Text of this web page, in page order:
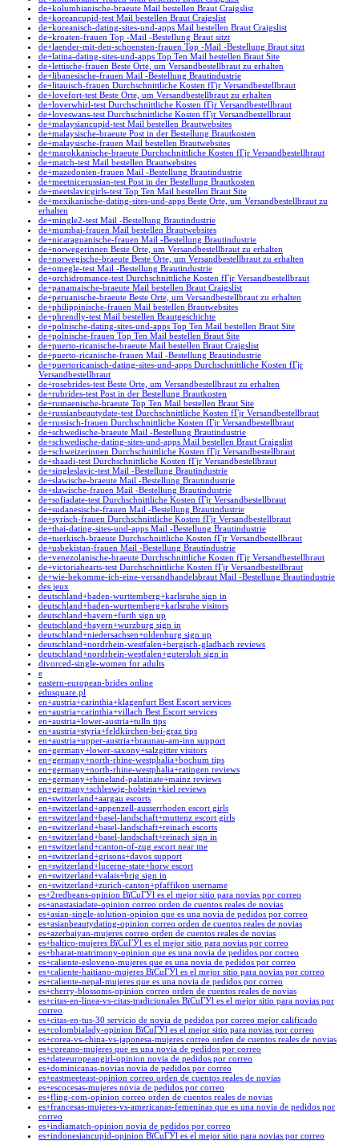
de+kolumbianische-braeute Mail bestellen Braut Craigslist
de+koreancupid-test Mail bestellen Braut Craigslist
de+koreanisch-dating-sites-und-apps Mail bestellen Braut Craigslist
de+kroaten-frauen Top -Mail -Bestellung Braut sitzt
de+laender-mit-den-schoensten-frauen Top -Mail -Bestellung Braut sitzt
de+latina-dating-sites-und-apps Top Ten Mail bestellen Braut Site
de+lettische-frauen Beste Orte, um Versandbestellbraut zu erhalten
de+libanesische-frauen Mail -Bestellung Brautindustrie
de+litauisch-frauen Durchschnittliche Kosten fГјr Versandbestellbraut
de+lovefort-test Beste Orte, um Versandbestellbraut zu erhalten
de+loverwhirl-test Durchschnittliche Kosten fГјr Versandbestellbraut
de+loveswans-test Durchschnittliche Kosten fГјr Versandbestellbraut
de+malaysiancupid-test Mail bestellen Brautwebsites
de+malaysische-braeute Post in der Bestellung Brautkosten
de+malaysische-frauen Mail bestellen Brautwebsites
de+marokkanische-braeute Durchschnittliche Kosten fГјr Versandbestellbraut
de+match-test Mail bestellen Brautwebsites
de+mazedonien-frauen Mail -Bestellung Brautindustrie
de+meetnicerussian-test Post in der Bestellung Brautkosten
de+meetslavicgirls-test Top Ten Mail bestellen Braut Site
de+mexikanische-dating-sites-und-apps Beste Orte, um Versandbestellbraut zu
erhalten
de+mingle2-test Mail -Bestellung Brautindustrie
de+mumbai-frauen Mail bestellen Brautwebsites
de+nicaraguanische-frauen Mail -Bestellung Brautindustrie
de+norwegerinnen Beste Orte, um Versandbestellbraut zu erhalten
de+norwegische-braeute Beste Orte, um Versandbestellbraut zu erhalten
de+omegle-test Mail -Bestellung Brautindustrie
de+orchidromance-test Durchschnittliche Kosten fГјr Versandbestellbraut
de+panamaische-braeute Mail bestellen Braut Craigslist
de+peruanische-braeute Beste Orte, um Versandbestellbraut zu erhalten
de+philippinische-frauen Mail bestellen Brautwebsites
de+phrendly-test Mail bestellen Brautgeschichte
de+polnische-dating-sites-und-apps Top Ten Mail bestellen Braut Site
de+polnische-frauen Top Ten Mail bestellen Braut Site
de+puerto-ricanische-braeute Mail bestellen Braut Craigslist
de+puerto-ricanische-frauen Mail -Bestellung Brautindustrie
de+puertoricanisch-dating-sites-und-apps Durchschnittliche Kosten fГјr
Versandbestellbraut
de+rosebrides-test Beste Orte, um Versandbestellbraut zu erhalten
de+rubrides-test Post in der Bestellung Brautkosten
de+rumaenische-braeute Top Ten Mail bestellen Braut Site
de+russianbeautydate-test Durchschnittliche Kosten fГјr Versandbestellbraut
de+russisch-frauen Durchschnittliche Kosten fГјr Versandbestellbraut
de+schwedische-braeute Mail -Bestellung Brautindustrie
de+schwedische-dating-sites-und-apps Mail bestellen Braut Craigslist
de+schweizerinnen Durchschnittliche Kosten fГјr Versandbestellbraut
de+shaadi-test Durchschnittliche Kosten fГјr Versandbestellbraut
de+singleslavic-test Mail -Bestellung Brautindustrie
de+slawische-braeute Mail -Bestellung Brautindustrie
de+slawische-frauen Mail -Bestellung Brautindustrie
de+sofiadate-test Durchschnittliche Kosten fГјr Versandbestellbraut
de+sudanesische-frauen Mail -Bestellung Brautindustrie
de+syrisch-frauen Durchschnittliche Kosten fГјr Versandbestellbraut
de+thai-dating-sites-und-apps Mail -Bestellung Brautindustrie
de+tuerkisch-braeute Durchschnittliche Kosten fГјr Versandbestellbraut
de+usbekistan-frauen Mail -Bestellung Brautindustrie
de+venezolanische-braeute Durchschnittliche Kosten fГјr Versandbestellbraut
de+victoriahearts-test Durchschnittliche Kosten fГјr Versandbestellbraut
de+wie-bekomme-ich-eine-versandhandelsbraut Mail -Bestellung Brautindustrie
des jeux
deutschland+baden-wurttemberg+karlsruhe sign in
deutschland+baden-wurttemberg+karlsruhe visitors
deutschland+bayern+furth sign up
deutschland+bayern+wurzburg sign in
deutschland+niedersachsen+oldenburg sign up
deutschland+nordrhein-westfalen+bergisch-gladbach reviews
deutschland+nordrhein-westfalen+gutersloh sign in
divorced-single-women for adults
e
eastern-european-brides online
edusquare.pl
en+austria+carinthia+klagenfurt Best Escort services
en+austria+carinthia+villach Best Escort services
en+austria+lower-austria+tulln tips
en+austria+styria+feldkirchen-bei-graz tips
en+austria+upper-austria+braunau-am-inn support
en+germany+lower-saxony+salzgitter visitors
en+germany+north-rhine-westphalia+bochum tips
en+germany+north-rhine-westphalia+ratingen reviews
en+germany+rhineland-palatinate+mainz reviews
en+germany+schleswig-holstein+kiel reviews
en+switzerland+aargau escorts
en+switzerland+appenzell-ausserrhoden escort girls
en+switzerland+basel-landschaft+muttenz escort girls
en+switzerland+basel-landschaft+reinach escorts
en+switzerland+basel-landschaft+reinach sign in
en+switzerland+canton-of-zug escort near me
en+switzerland+grisons+davos support
en+switzerland+lucerne-state+horw escort
en+switzerland+valais+brig sign in
en+switzerland+zurich-canton+pfaffikon username
es+2redbeans-opinion ВїCuГЎl es el mejor sitio para novias por correo
es+anastasiadate-opinion correo orden de cuentos reales de novias
es+asian-single-solution-opinion que es una novia de pedidos por correo
es+asianbeautydating-opinion correo orden de cuentos reales de novias
es+azerbaiyan-mujeres correo orden de cuentos reales de novias
es+baltico-mujeres ВїCuГЎl es el mejor sitio para novias por correo
es+bharat-matrimony-opinion que es una novia de pedidos por correo
es+caliente-esloveno-mujeres que es una novia de pedidos por correo
es+caliente-haitiano-mujeres ВїCuГЎl es el mejor sitio para novias por correo
es+caliente-nepal-mujeres que es una novia de pedidos por correo
es+cherry-blossoms-opinion correo orden de cuentos reales de novias
es+citas-en-linea-vs-citas-tradicionales ВїCuГЎl es el mejor sitio para novias por
correo
es+citas-en-tus-30 servicio de novia de pedidos por correo mejor calificado
es+colombialady-opinion ВїCuГЎl es el mejor sitio para novias por correo
es+corea-vs-china-vs-japonesa-mujeres correo orden de cuentos reales de novias
es+coreano-mujeres que es una novia de pedidos por correo
es+dateeuropeangirl-opinion novia de pedidos por correo
es+dominicanas-novias novia de pedidos por correo
es+eastmeeteast-opinion correo orden de cuentos reales de novias
es+escocesas-mujeres novia de pedidos por correo
es+fling-com-opinion correo orden de cuentos reales de novias
es+francesas-mujeres-vs-americanas-femeninas que es una novia de pedidos por
correo
es+indiamatch-opinion novia de pedidos por correo
es+indonesiancupid-opinion ВїCuГЎl es el mejor sitio para novias por correo